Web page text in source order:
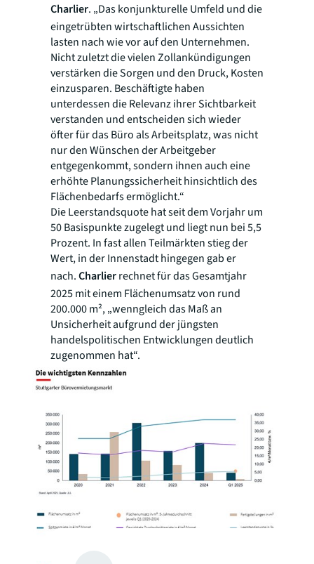
Charlier. „Das konjunkturelle Umfeld und die
eingetrübten wirtschaftlichen Aussichten
lasten nach wie vor auf den Unternehmen.
Nicht zuletzt die vielen Zollankündigungen
verstärken die Sorgen und den Druck, Kosten
einzusparen. Beschäftigte haben
unterdessen die Relevanz ihrer Sichtbarkeit
verstanden und entscheiden sich wieder
öfter für das Büro als Arbeitsplatz, was nicht
nur den Wünschen der Arbeitgeber
entgegenkommt, sondern ihnen auch eine
erhöhte Planungssicherheit hinsichtlich des
Flächenbedarfs ermöglicht.“
Die Leerstandsquote hat seit dem Vorjahr um
50 Basispunkte zugelegt und liegt nun bei 5,5
Prozent. In fast allen Teilmärkten stieg der
Wert, in der Innenstadt hingegen gab er
nach.Charlierrechnet für das Gesamtjahr
2025 mit einem Flächenumsatz von rund
200.000 m², „wenngleich das Maß an
Unsicherheit aufgrund der jüngsten
handelspolitischen Entwicklungen deutlich
zugenommen hat“.